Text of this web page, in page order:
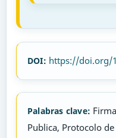
DOI: https://doi.org/
Palabras clave:
Publica, Protocolo